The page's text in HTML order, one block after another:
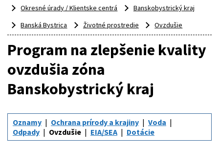
Okresné úrady / Klientske centrá
Banskobystrický kraj
Banská Bystrica
Životné prostredie Ovzdušie
Program na zlepšenie kvality
ovzdušia zóna
Banskobystrický kraj
Oznamy Ochrana prírody a krajiny
Voda
Odpady
Ovzdušie EIA/SEA Dotácie